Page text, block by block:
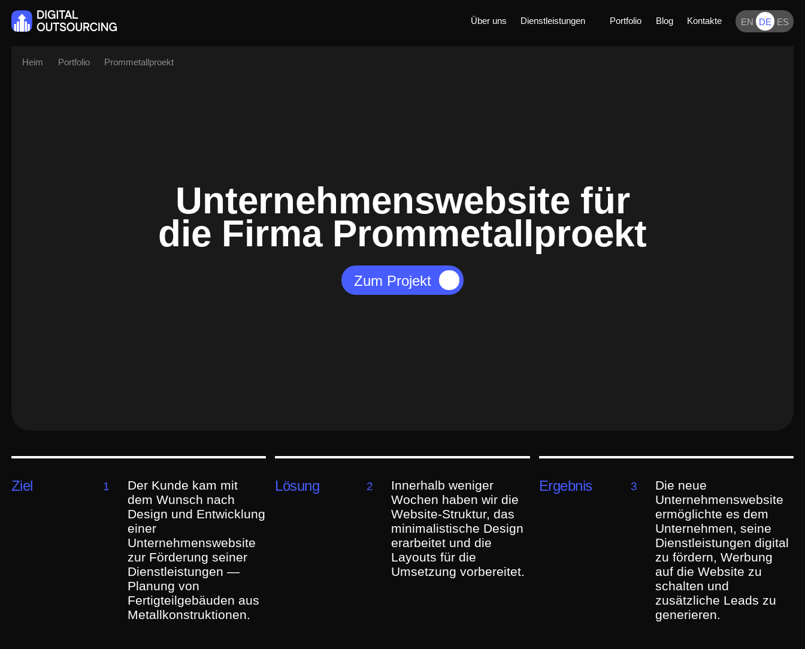
Über uns Dienstleistungen Portfolio Blog Kontakte EN DE ES
Heim Portfolio Prommetallproekt
Unternehmenswebsite für
die Firma Prommetallproekt
Zum Projekt
Ziel 1
Der Kunde kam mit
dem Wunsch nach
Design und Entwicklung
einer
Unternehmenswebsite
zur Förderung seiner
Dienstleistungen —
Planung von
Fertigteilgebäuden aus
Metallkonstruktionen.
Lösung 2
Innerhalb weniger
Wochen haben wir die
Website-Struktur, das
minimalistische Design
erarbeitet und die
Layouts für die
Umsetzung vorbereitet.
Ergebnis 3
Die neue
Unternehmenswebsite
ermöglichte es dem
Unternehmen, seine
Dienstleistungen digital
zu fördern, Werbung
auf die Website zu
schalten und
zusätzliche Leads zu
generieren.